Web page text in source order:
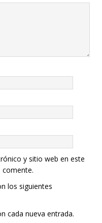
y sitio web en este
comente.
los siguientes
cada nueva entrada.